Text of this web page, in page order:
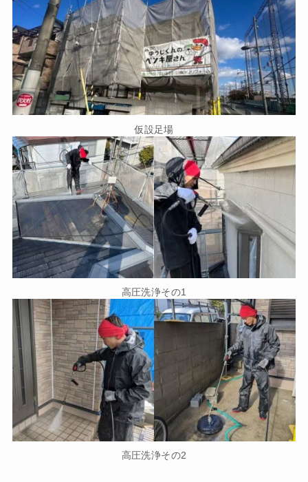
仮設足場
高圧洗浄その1
高圧洗浄その2